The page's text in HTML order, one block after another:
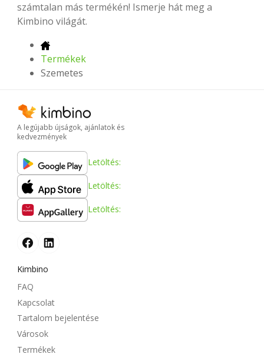
számtalan más termékén! Ismerje hát meg a
Kimbino világát.
Termékek
Szemetes
A legújabb újságok, ajánlatok és
kedvezmények
Letöltés:
Letöltés:
Letöltés:
Kimbino
FAQ
Kapcsolat
Tartalom bejelentése
Városok
Termékek